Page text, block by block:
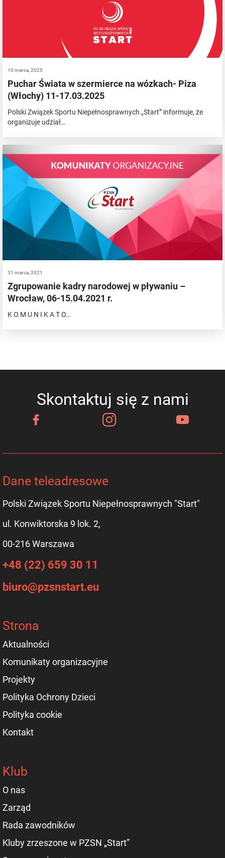
10 marca, 2025
Puchar Świata w szermierce na wózkach- Piza
(Włochy) 11-17.03.2025
Polski Związek Sportu Niepełnosprawnych „Start” informuje, że
organizuje udział…
31 marca, 2021
Zgrupowanie kadry narodowej w pływaniu –
Wrocław, 06-15.04.2021 r.
K O M U N I K A T O…
Skontaktuj się z nami
Dane teleadresowe
Polski Związek Sportu Niepełnosprawnych "Start"
ul. Konwiktorska 9 lok. 2,
00-216 Warszawa
+48 (22) 659 30 11
biuro@pzsnstart.eu
Strona
Aktualności
Komunikaty organizacyjne
Projekty
Polityka Ochrony Dzieci
Polityka cookie
Kontakt
Klub
O nas
Zarząd
Rada zawodników
Kluby zrzeszone w PZSN „Start”